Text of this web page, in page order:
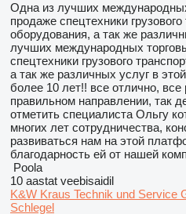
Одна из лучших
продаже спецтехники грузового
оборудования, а так же
лучших международных
спецтехники грузового
а так же различных услуг в
более 10 лет!! все отлично, все
правильном направлении, так
отметить специалиста Ольгу
многих лет сотрудничества,
развиваться нам на этой
благодарность ей от нашей
Poola
10 aastat veebisaidil
K&W Kraus Technik und Service
Schlegel